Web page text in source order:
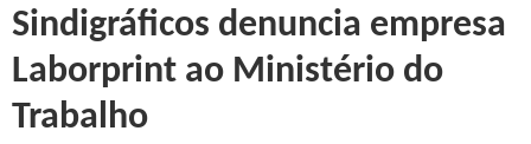
Sindigráficos denuncia empresa
Laborprint ao Ministério do
Trabalho